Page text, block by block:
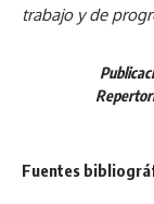
trabajo y de
Fuentes